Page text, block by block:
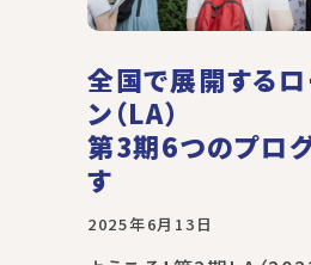
全国で展開するロ
ン（LA）
第3期6つのプロ
す
2025年6月13日